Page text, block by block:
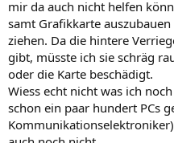
mir da auch nicht helfen
samt Grafikkarte
ziehen. Da die hintere
gibt, müsste ich sie schräg
oder die Karte beschädigt.
Wiess echt nicht was ich
schon ein paar hundert PCs